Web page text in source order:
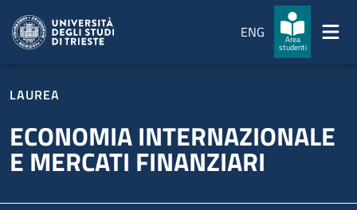
ENG
Area
studenti
LAUREA
ECONOMIA INTERNAZIONALE
E MERCATI FINANZIARI